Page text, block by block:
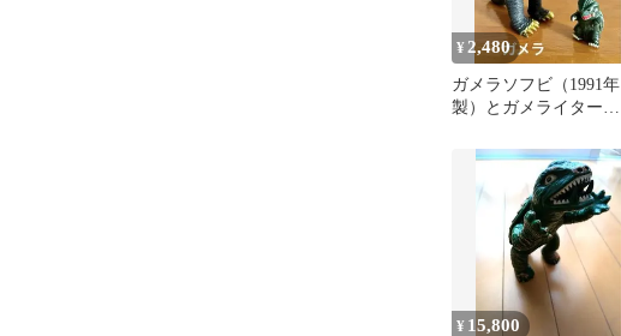
¥ 2,480
ガメラソフビ（1991年
製）とガメライター
¥ 15,800